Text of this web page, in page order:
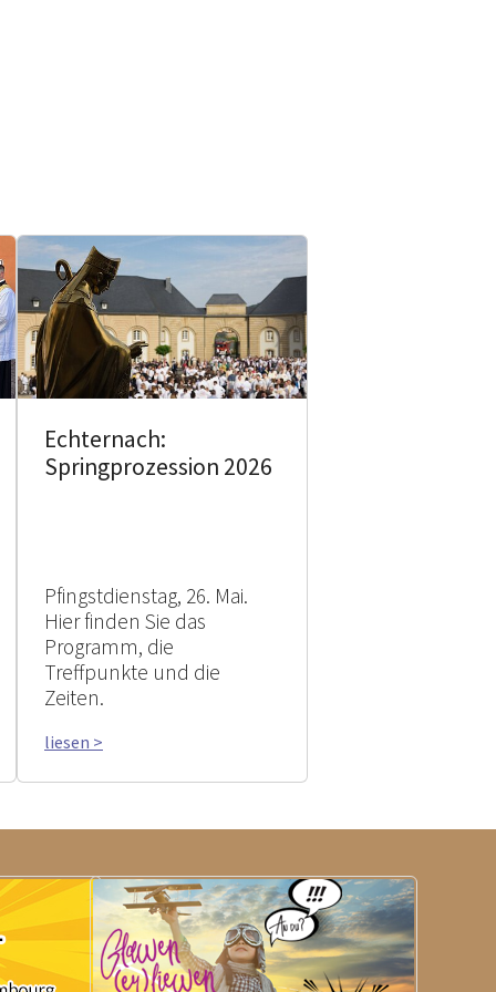
Echternach:
Springprozession 2026
Pfingstdienstag, 26. Mai.
Hier finden Sie das
Programm, die
Treffpunkte und die
Zeiten.
liesen >